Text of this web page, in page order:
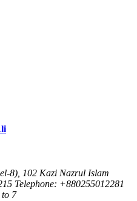
8), 102 Kazi Nazrul Islam
Telephone: +880255012281
7